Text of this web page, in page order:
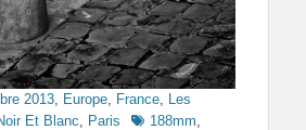
2013, Europe, France, Les
Et Blanc, Paris Tags188mm,